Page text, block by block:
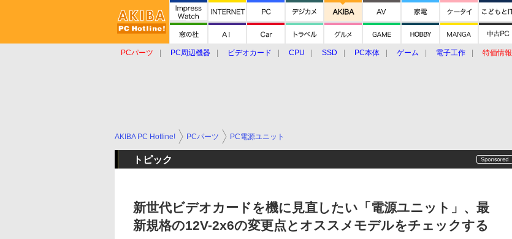
PCパーツ PC周辺機器 ビデオカード CPU SSD PC本体 ゲーム 電子工作 特価情報
AKIBA PC Hotline! PCパーツ PC電源ユニット
トピック
新世代ビデオカードを機に見直したい「電源ユニット」、最
新規格の12V-2x6の変更点とオススメモデルをチェックする